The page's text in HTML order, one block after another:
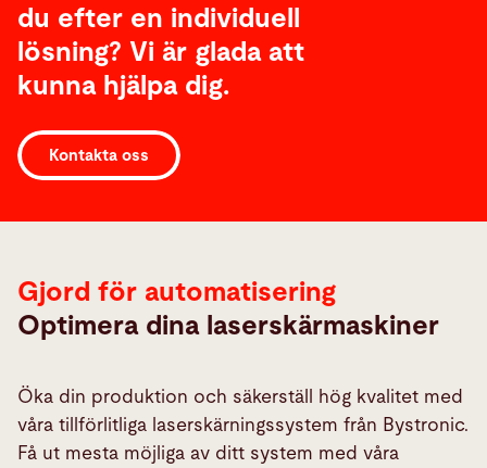
du efter en individuell
lösning? Vi är glada att
kunna hjälpa dig.
Kontakta oss
Laser
Automation
Gjord för automatisering
Optimera dina laserskärmaskiner
Öka din produktion och säkerställ hög kvalitet med
våra tillförlitliga laserskärningssystem från Bystronic.
Få ut mesta möjliga av ditt system med våra